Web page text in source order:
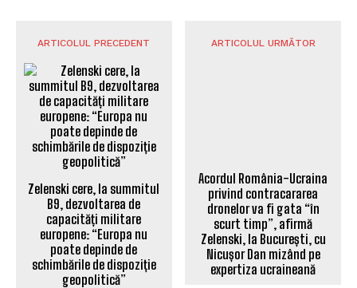
ARTICOLUL PRECEDENT
Zelenski cere, la summitul
B9, dezvoltarea de
capacități militare
europene: “Europa nu
poate depinde de
schimbările de dispoziție
geopolitică”
ARTICOLUL URMĂTOR
Acordul România-Ucraina
privind contracararea
dronelor va fi gata “în
scurt timp”, afirmă
Zelenski, la București, cu
Nicușor Dan mizând pe